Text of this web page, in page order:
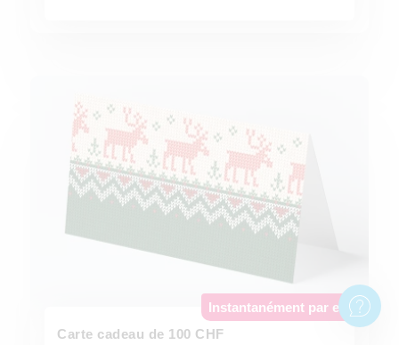
Instantanément par e-mail
Carte cadeau de 100 CHF